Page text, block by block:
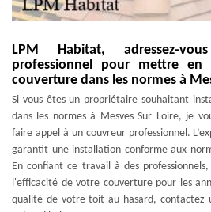
LPM Habitat, adressez-
professionnel pour mettre en
couverture dans les normes à
Si vous êtes un propriétaire souhaitant
dans les normes à Mesves Sur Loire, je
faire appel à un couvreur professionnel.
garantit une installation conforme aux
En confiant ce travail à des
l'efficacité de votre couverture pour les
qualité de votre toit au hasard, contactez